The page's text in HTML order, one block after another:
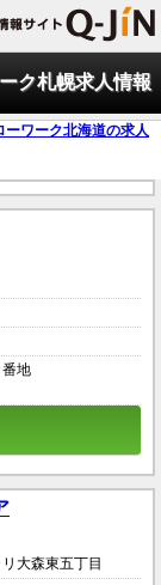
ク札幌求人情報
ーワーク北海道の求人
地
大森東五丁目